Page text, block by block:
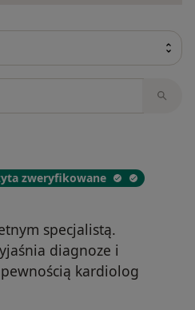
zweryfikowane
specjalistą.
diagnoze i
kardiolog